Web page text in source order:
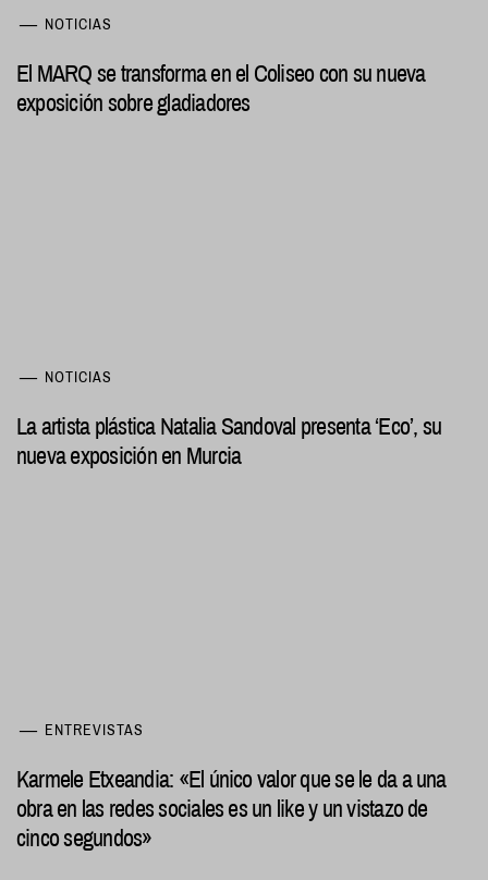
NOTICIAS
El MARQ se transforma en el Coliseo con su nueva
exposición sobre gladiadores
NOTICIAS
La artista plástica Natalia Sandoval presenta ‘Eco’, su
nueva exposición en Murcia
ENTREVISTAS
Karmele Etxeandia: «El único valor que se le da a una
obra en las redes sociales es un like y un vistazo de
cinco segundos»